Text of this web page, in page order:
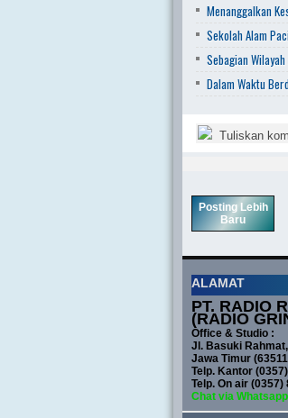
Menanggalkan
Sekolah Alam
Sebagian
Dalam Waktu
Tuliskan
Posting Lebih
Baru
ALAMAT
PT. RADIO
(RADIO
Office & Studio :
Jl. Basuki
Jawa Timur
Telp. Kantor
Telp. On air (0357)
Chat via